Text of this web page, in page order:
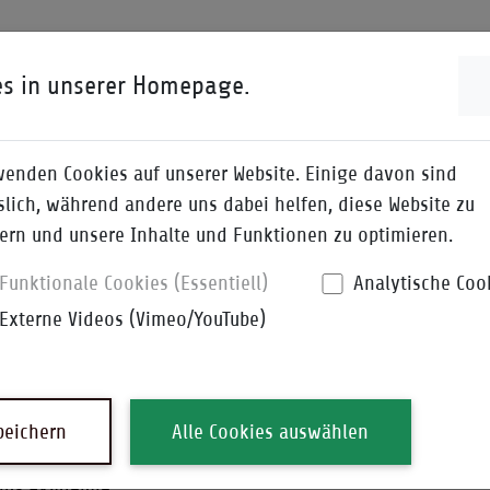
teilen mit Ihnen
Liste empfehlen wir Links, zum Beispiel aus den
zu schnellem Finden von Wissen sowie weiterem
in unserer Homepage.
Cookies auf unserer Website. Einige davon sind
während andere uns dabei helfen, diese Website zu
und unsere Inhalte und Funktionen zu optimieren.
Funktionale Cookies (Essentiell)
Analytische
Externe Videos (Vimeo/YouTube)
Alle Cookies auswählen